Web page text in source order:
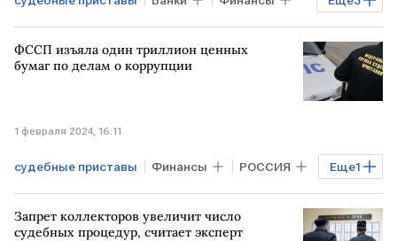
РОССИЯ ФССП взыскание долгов
ФССП изъяла один триллион ценных
бумаг по делам о коррупции
1 февраля 2024, 16:11
Еще1
судебные приставы Финансы РОССИЯ
чиновники
Запрет коллекторов увеличит число
судебных процедур, считает эксперт